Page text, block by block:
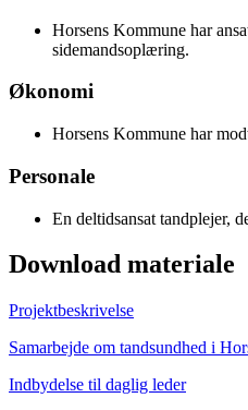
Horsens Kommune har
sidemandsoplæring.
Økonomi
Horsens Kommune har
Personale
En deltidsansat tandplejer,
Download materiale
Projektbeskrivelse
Samarbejde om tandsundhed i
Indbydelse til daglig leder